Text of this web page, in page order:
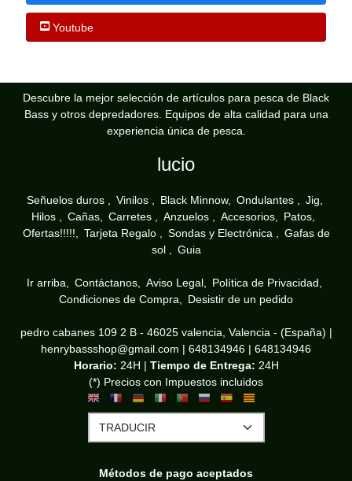
Youtube
Descubre la mejor selección de artículos para pesca de Black
Bass y otros depredadores. Equipos de alta calidad para una
experiencia única de pesca.
lucio
Señuelos duros Vinilos Black Minnow Ondulantes
Jig
Hilos
Cañas Carretes Anzuelos Accesorios
Patos
Ofertas!!!!!
Tarjeta Regalo Sondas y Electrónica
Gafas de
sol
Guia
Ir arriba Contáctanos Aviso Legal
Política de Privacidad
Condiciones de Compra
Desistir de un pedido
pedro cabanes 109 2 B - 46025 valencia, Valencia - (España) |
henrybassshop@gmail.com | 648134946 | 648134946
Horario: 24H | Tiempo de Entrega: 24H
(*) Precios con Impuestos incluidos
Métodos de pago aceptados